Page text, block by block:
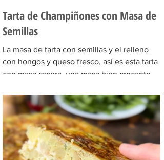
Tarta de Champiñones con Masa de
Semillas
La masa de tarta con semillas y el relleno
con hongos y queso fresco, así es esta tarta
con masa casera, una masa bien crocante
cremoso. INGREDIENTES Para la masa:
Harina 0000 280 gr, manteca 80 gr, mix de
semillas (puse girasol, lino y sesamo) 50 gr y
agua 100 gr. Para el relleno: Cebollas 2 u,
queso cremoso 200 gr, hongos fileteados